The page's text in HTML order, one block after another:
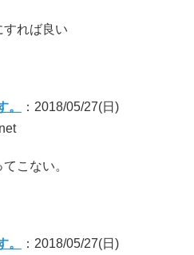
すれば良い
。
：2018/05/27(日)
こない。
。
：2018/05/27(日)